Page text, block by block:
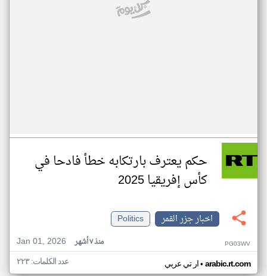
حكم يعترف بارتكابه خطأ فادحا في
كأس إفريقيا 2025
اخبار جزر القمر
Politics
Jan 01, 2026
منذ ٧ أشهر PG03WV
ار تي عربي• arabic.rt.com عدد الكلمات: ٢٢٣